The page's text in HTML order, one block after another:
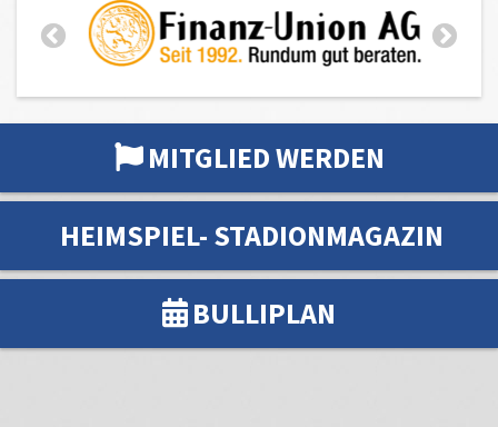
MITGLIED WERDEN
HEIMSPIEL- STADIONMAGAZIN
BULLIPLAN